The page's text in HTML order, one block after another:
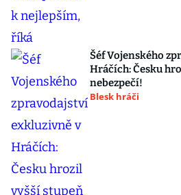
Šéf Vojenského
Hráčích: Česku
nebezpečí!
Blesk hráči